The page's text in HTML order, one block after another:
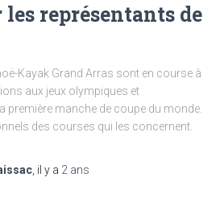
représentants de
Kayak Grand Arras sont en course à
aux jeux olympiques et
première manche de coupe du monde.
des courses qui les concernent.
, il y a 2 ans